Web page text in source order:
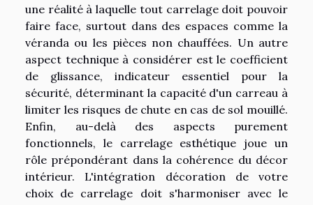
une réalité à laquelle tout carrelage doit pouvoir
faire face, surtout dans des espaces comme la
véranda ou les pièces non chauffées. Un autre
aspect technique à considérer est le coefficient
de glissance, indicateur essentiel pour la
sécurité, déterminant la capacité d'un carreau à
limiter les risques de chute en cas de sol mouillé.
Enfin, au-delà des aspects purement
fonctionnels, le carrelage esthétique joue un
rôle prépondérant dans la cohérence du décor
intérieur. L'intégration décoration de votre
choix de carrelage doit s'harmoniser avec le